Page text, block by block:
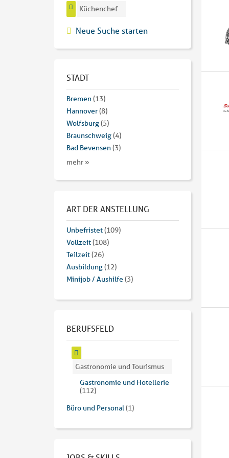
Küchenchef
Neue Suche starten
STADT
Bremen(13)
Hannover(8)
Wolfsburg(5)
Braunschweig(4)
Bad Bevensen(3)
mehr »
ART DER ANSTELLUNG
Unbefristet(109)
Vollzeit(108)
Teilzeit(26)
Ausbildung(12)
Minijob / Aushilfe (3)
BERUFSFELD
Gastronomie und Tourismus
Gastronomie und Hotellerie
(112)
Büro und Personal(1)